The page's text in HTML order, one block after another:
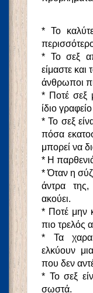
* Το
* Το σεξ
είμαστε και
άνθρωποι
* Ποτέ σεξ
ίδιο
* Το σεξ
πόσα
μπορεί να
* Η παρθενιά
* Όταν η
άντρα
ακούει.
* Ποτέ μην
πιο τρελός
* Τα
ελκύουν
που δεν
* Το σεξ
σωστά.